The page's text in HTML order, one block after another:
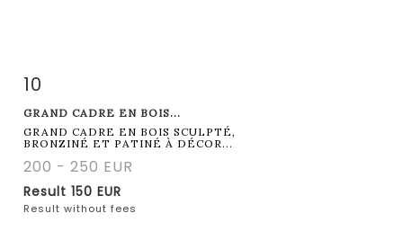
10
GRAND CADRE EN BOIS...
GRAND CADRE EN BOIS SCULPTÉ,
BRONZINÉ ET PATINÉ À DÉCOR...
200 - 250 EUR
Result 150 EUR
Result without fees